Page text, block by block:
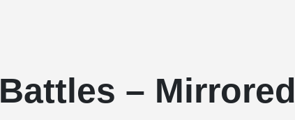
Battles – Mirrored